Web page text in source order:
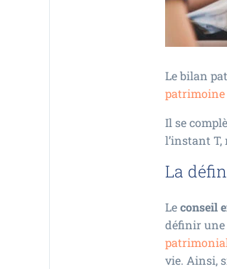
Le bilan
patrimoine
Il se
l’instant T,
La
Leconseil
définir une
vie. Ainsi,